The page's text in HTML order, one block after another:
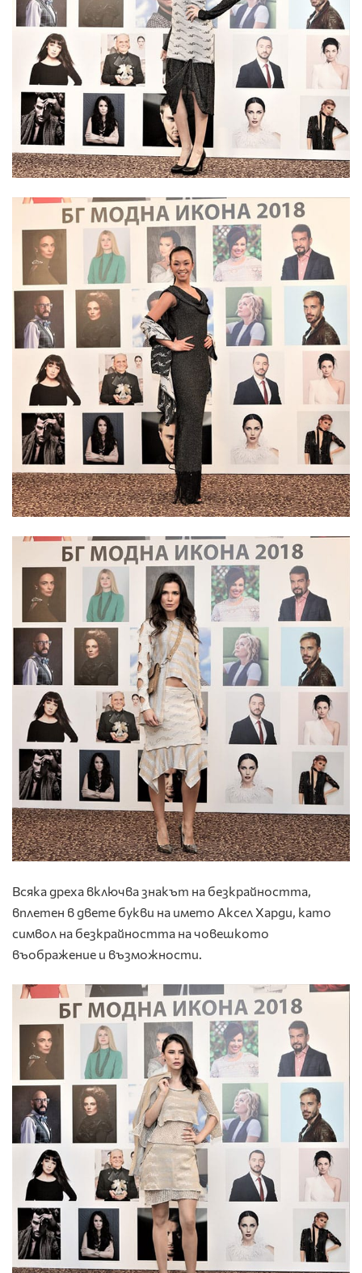
Всяка дреха включва знакът на безкрайността,
вплетен в двете букви на името Аксел Харди, като
символ на безкрайността на човешкото
въображение и възможности.